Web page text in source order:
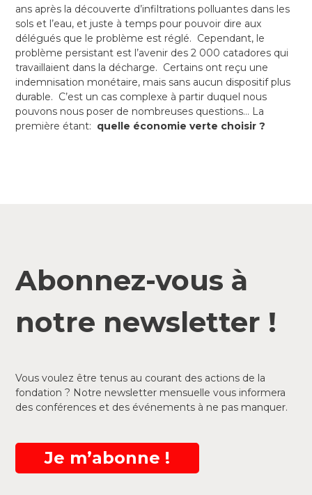
ans après la découverte d’infiltrations polluantes dans les
sols et l’eau, et juste à temps pour pouvoir dire aux
délégués que le problème est réglé. Cependant, le
problème persistant est l’avenir des 2 000 catadores qui
travaillaient dans la décharge. Certains ont reçu une
indemnisation monétaire, mais sans aucun dispositif plus
durable. C’est un cas complexe à partir duquel nous
pouvons nous poser de nombreuses questions… La
première étant: quelle économie verte choisir ?
Abonnez-vous à
notre newsletter !
Vous voulez être tenus au courant des actions de la
fondation ? Notre newsletter mensuelle vous informera
des conférences et des événements à ne pas manquer.
Je m’abonne !